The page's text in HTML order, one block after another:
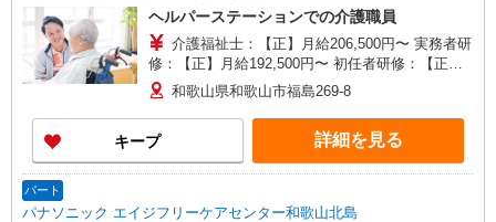
ヘルパーステーションでの介護職員
介護福祉士：【正】月給206,500円〜 実務者研
修：【正】月給192,500円〜 初任者研修：【正】
月給191,500円〜 （一律手当、処遇改善手当含
む） 月収例 介護福祉士：【正】月給251,500円〜
実務者研修：【正】月給237,500円〜 初任者研
修：【正】月給236,500円〜 (宿直５回、早出遅出
合計５回、各種手当含む) 〜他、手当あります。備
和歌山県和歌山市福島269-8
キープ 詳細を見る
パート
パナソニック エイジフリーケアセンター和歌山北島